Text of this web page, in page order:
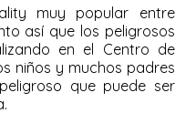
muy popular entre
así que los peligrosos
en el Centro de
niños y muchos padres
que puede ser